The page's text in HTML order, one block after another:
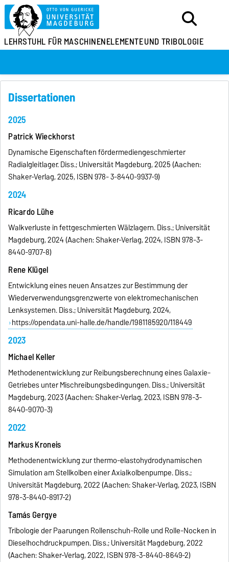
LEHRSTUHL FÜRMASCHINENELEMENTEUND TRIBOLOGIE
Dissertationen
2025
Patrick Wieckhorst
Dynamische Eigenschaften fördermediengeschmierter
Radialgleitlager. Diss.; Universität Magdeburg, 2025 (Aachen:
Shaker-Verlag, 2025, ISBN 978- 3-8440-9937-9)
2024
Ricardo Lühe
Walkverluste in fettgeschmierten Wälzlagern. Diss.; Universität
Magdeburg, 2024 (Aachen: Shaker-Verlag, 2024, ISBN 978-3-
8440-9707-8)
Rene Klügel
Entwicklung eines neuen Ansatzes zur Bestimmung der
Wiederverwendungsgrenzwerte von elektromechanischen
Lenksystemen. Diss.; Universität Magdeburg, 2024,
https://opendata.uni-halle.de/handle/1981185920/118449
2023
Michael Keller
Methodenentwicklung zur Reibungsberechnung eines Galaxie-
Getriebes unter Mischreibungsbedingungen. Diss.; Universität
Magdeburg, 2023 (Aachen: Shaker-Verlag, 2023, ISBN 978-3-
8440-9070-3)
2022
Markus Kroneis
Methodenentwicklung zur thermo-elastohydrodynamischen
Simulation am Stellkolben einer Axialkolbenpumpe. Diss.;
Universität Magdeburg, 2022 (Aachen: Shaker-Verlag, 2023, ISBN
978-3-8440-8917-2)
Tamás Gergye
Tribologie der Paarungen Rollenschuh-Rolle und Rolle-Nocken in
Dieselhochdruckpumpen. Diss.; Universität Magdeburg, 2022
(Aachen: Shaker-Verlag, 2022, ISBN 978-3-8440-8649-2)